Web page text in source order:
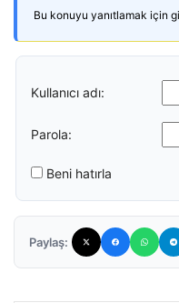
Bu konuyu yanıtlamak için
Kullanıcı adı:
Parola:
Beni hatırla
Paylaş: